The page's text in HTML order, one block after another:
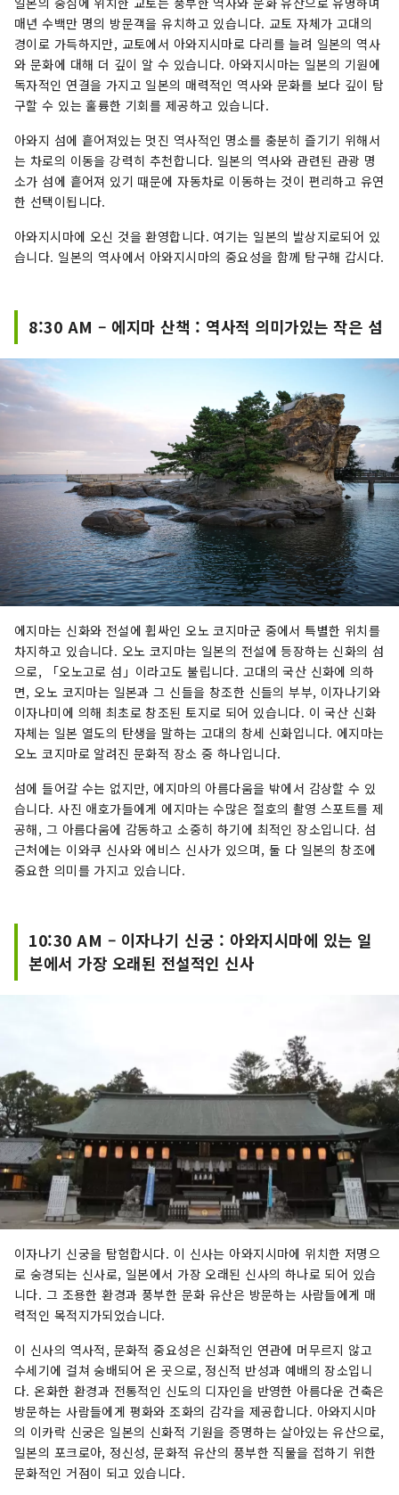
mainly as a PR effort by Pasona Group.
매년 수백만 명의 방문객을 유치하고 있습니다. 교토 자체가 고대의
경이로 가득하지만, 교토에서 아와지시마로 다리를 늘려 일본의 역사
와 문화에 대해 더 깊이 알 수 있습니다. 아와지시마는 일본의 기원에
독자적인 연결을 가지고 일본의 매력적인 역사와 문화를 보다 깊이 탐
구할 수 있는 훌륭한 기회를 제공하고 있습니다.
아와지 섬에 흩어져있는 멋진 역사적인 명소를 충분히 즐기기 위해서
는 차로의 이동을 강력히 추천합니다. 일본의 역사와 관련된 관광 명
소가 섬에 흩어져 있기 때문에 자동차로 이동하는 것이 편리하고 유연
한 선택이됩니다.
아와지시마에 오신 것을 환영합니다. 여기는 일본의 발상지로되어 있
습니다. 일본의 역사에서 아와지시마의 중요성을 함께 탐구해 갑시다.
8:30 AM – 에지마 산책 : 역사적 의미가있는 작은 섬
에지마는 신화와 전설에 휩싸인 오노 코지마군 중에서 특별한 위치를
차지하고 있습니다. 오노 코지마는 일본의 전설에 등장하는 신화의 섬
으로, 「오노고로 섬」이라고도 불립니다. 고대의 국산 신화에 의하
면, 오노 코지마는 일본과 그 신들을 창조한 신들의 부부, 이자나기와
이자나미에 의해 최초로 창조된 토지로 되어 있습니다. 이 국산 신화
자체는 일본 열도의 탄생을 말하는 고대의 창세 신화입니다. 에지마는
오노 코지마로 알려진 문화적 장소 중 하나입니다.
섬에 들어갈 수는 없지만, 에지마의 아름다움을 밖에서 감상할 수 있
습니다. 사진 애호가들에게 에지마는 수많은 절호의 촬영 스포트를 제
공해, 그 아름다움에 감동하고 소중히 하기에 최적인 장소입니다. 섬
근처에는 이와쿠 신사와 에비스 신사가 있으며, 둘 다 일본의 창조에
중요한 의미를 가지고 있습니다.
10:30 AM – 이자나기 신궁 : 아와지시마에 있는 일
본에서 가장 오래된 전설적인 신사
이자나기 신궁을 탐험합시다. 이 신사는 아와지시마에 위치한 저명으
로 숭경되는 신사로, 일본에서 가장 오래된 신사의 하나로 되어 있습
니다. 그 조용한 환경과 풍부한 문화 유산은 방문하는 사람들에게 매
력적인 목적지가되었습니다.
이 신사의 역사적, 문화적 중요성은 신화적인 연관에 머무르지 않고
수세기에 걸쳐 숭배되어 온 곳으로, 정신적 반성과 예배의 장소입니
다. 온화한 환경과 전통적인 신도의 디자인을 반영한 아름다운 건축은
방문하는 사람들에게 평화와 조화의 감각을 제공합니다. 아와지시마
의 이카락 신궁은 일본의 신화적 기원을 증명하는 살아있는 유산으로,
일본의 포크로아, 정신성, 문화적 유산의 풍부한 직물을 접하기 위한
문화적인 거점이 되고 있습니다.